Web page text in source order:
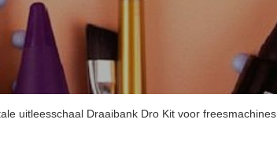
uitleesschaal Draaibank Dro Kit voor freesmachines